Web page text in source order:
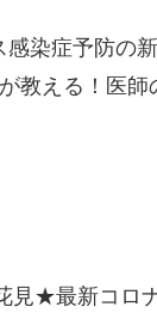
染症予防の
教える！医師
見★最新コロナ